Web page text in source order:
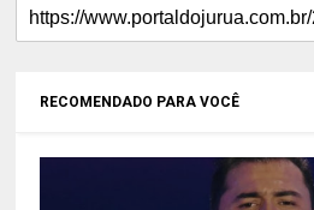
RECOMENDADO PARA VOCÊ